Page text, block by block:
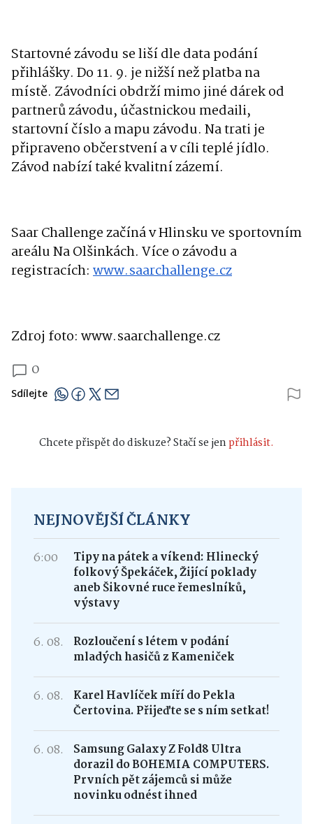
Startovné závodu se liší dle data podání
přihlášky. Do 11. 9. je nižší než platba na
místě. Závodníci obdrží mimo jiné dárek od
partnerů závodu, účastnickou medaili,
startovní číslo a mapu závodu. Na trati je
připraveno občerstvení a v cíli teplé jídlo.
Závod nabízí také kvalitní zázemí.
Saar Challenge začíná v Hlinsku ve sportovním
areálu Na Olšinkách. Více o závodu a
registracích: www.saarchallenge.cz
Zdroj foto: www.saarchallenge.cz
0
Sdílejte
Chcete přispět do diskuze? Stačí se jenpřihlásit.
NEJNOVĚJŠÍ ČLÁNKY
6:00
Tipy na pátek a víkend: Hlinecký
folkový Špekáček, Žijící poklady
aneb Šikovné ruce řemeslníků,
výstavy
6. 08.
Rozloučení s létem v podání
mladých hasičů z Kameniček
6. 08.
Karel Havlíček míří do Pekla
Čertovina. Přijeďte se s ním setkat!
6. 08.
Samsung Galaxy Z Fold8 Ultra
dorazil do BOHEMIA COMPUTERS.
Prvních pět zájemců si může
novinku odnést ihned